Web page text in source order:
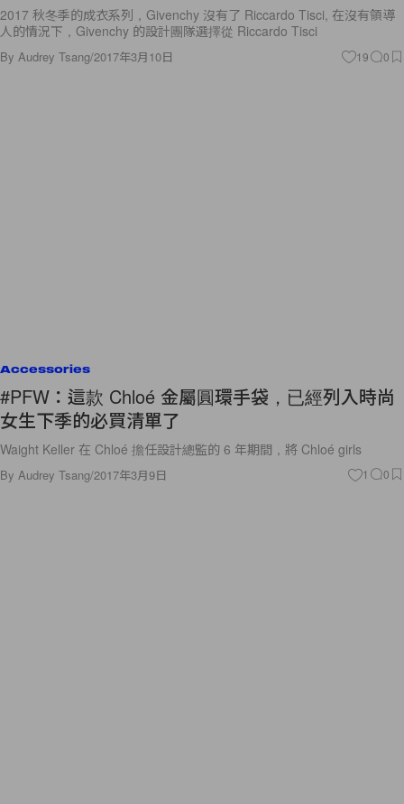
2017 秋冬季的成衣系列，Givenchy 沒有了 Riccardo Tisci, 在沒有領導
人的情況下，Givenchy 的設計團隊選擇從 Riccardo Tisci
By Audrey Tsang/2017年3月10日 19 0
Accessories
#PFW：這款 Chloé 金屬圓環手袋，已經列入時尚
女生下季的必買清單了
Waight Keller 在 Chloé 擔任設計總監的 6 年期間，將 Chloé girls
By Audrey Tsang/2017年3月9日 1 0